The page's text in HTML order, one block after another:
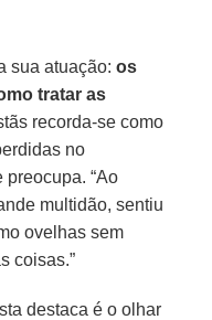
sua atuação: os
tratar as
recorda-se como
no
“Ao
multidão, sentiu
ovelhas sem
coisas.”
destaca é o olhar